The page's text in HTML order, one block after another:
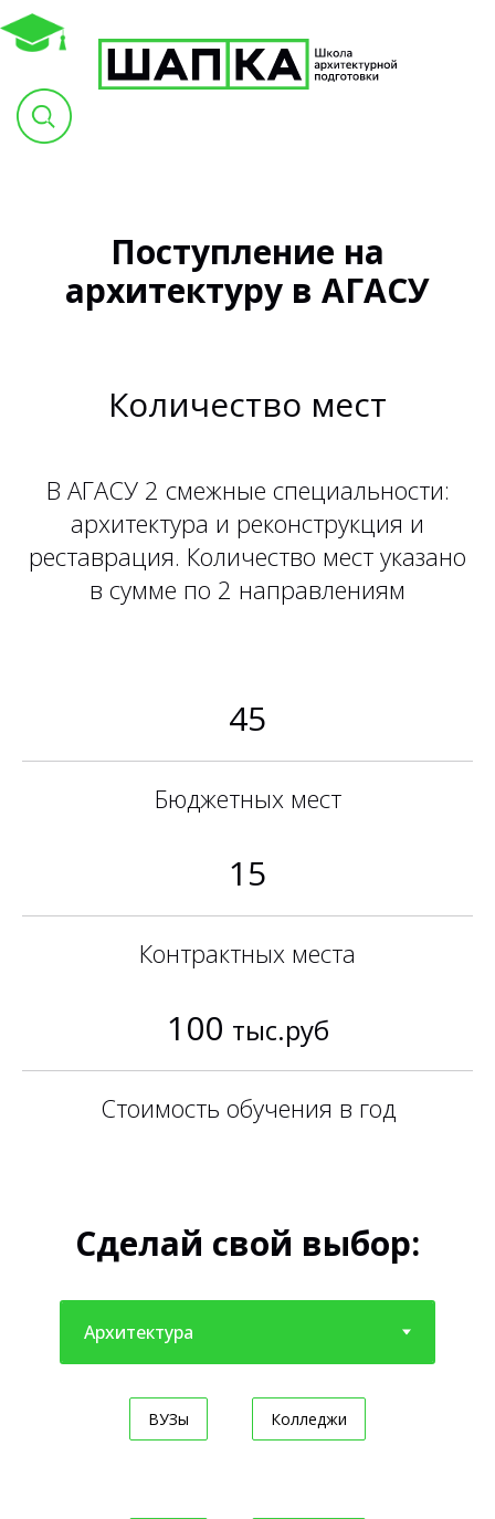
Поступление на
архитектуру в АГАСУ
Количество мест
В АГАСУ 2 смежные специальности:
архитектура и реконструкция и
реставрация. Количество мест указано
в сумме по 2 направлениям
45
Бюджетных мест
15
Контрактных места
100 тыс.руб
Стоимость обучения в год
Сделай свой выбор:
ВУЗы Колледжи